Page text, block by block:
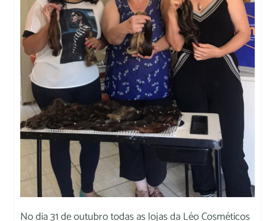
No dia 31 de outubro todas as lojas da Léo Cosméticos